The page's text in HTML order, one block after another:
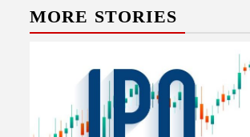
MORE STORIES